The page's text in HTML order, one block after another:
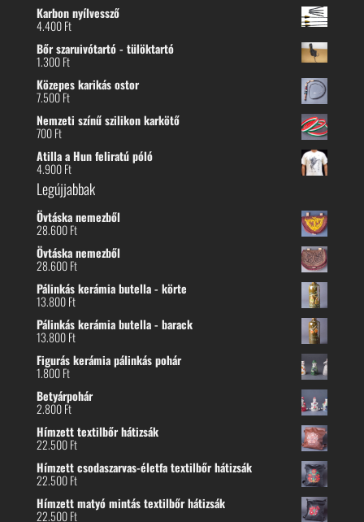
Karbon nyílvessző
4.400Ft
Bőr szaruivótartó - tülöktartó
1.300Ft
Közepes karikás ostor
7.500Ft
Nemzeti színű szilikon karkötő
700Ft
Atilla a Hun feliratú póló
4.900Ft
Legújjabbak
Övtáska nemezből
28.600Ft
Övtáska nemezből
28.600Ft
Pálinkás kerámia butella - körte
13.800Ft
Pálinkás kerámia butella - barack
13.800Ft
Figurás kerámia pálinkás pohár
1.800Ft
Betyárpohár
2.800Ft
Hímzett textilbőr hátizsák
22.500Ft
Hímzett csodaszarvas-életfa textilbőr hátizsák
22.500Ft
Hímzett matyó mintás textilbőr hátizsák
22.500Ft